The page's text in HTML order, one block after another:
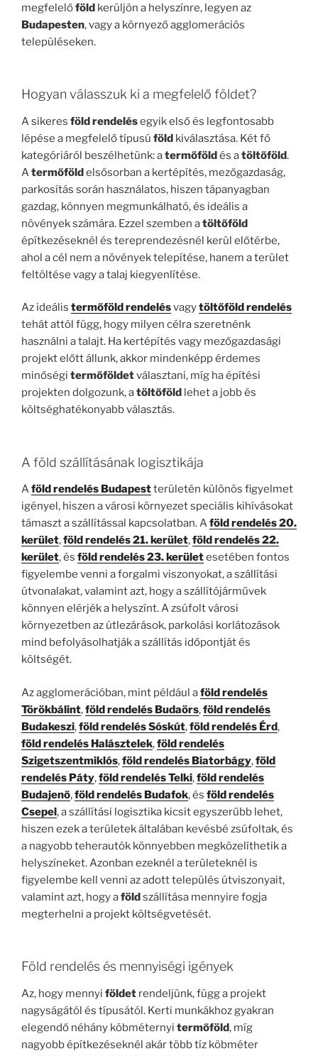
megfelelőföld kerüljön a helyszínre, legyen az
Budapesten, vagy a környező agglomerációs
településeken.
Hogyan válasszuk ki a megfelelő földet?
A sikeres föld rendelésegyik első és legfontosabb
lépése a megfelelő típusú föld kiválasztása. Két fő
kategóriáról beszélhetünk: atermőföldés atöltőföld.
Atermőföldelsősorban a kertépítés, mezőgazdaság,
parkosítás során használatos, hiszen tápanyagban
gazdag, könnyen megmunkálható, és ideális a
növények számára. Ezzel szemben atöltőföld
építkezéseknél és tereprendezésnél kerül előtérbe,
ahol a cél nem a növények telepítése, hanem a terület
feltöltése vagy a talaj kiegyenlítése.
Az ideális termőföld rendelésvagytöltőföld rendelés
tehát attól függ, hogy milyen célra szeretnénk
használni a talajt. Ha kertépítés vagy mezőgazdasági
projekt előtt állunk, akkor mindenképp érdemes
minőségi termőföldetválasztani, míg ha építési
projekten dolgozunk, atöltőföld lehet a jobb és
költséghatékonyabb választás.
A föld szállításának logisztikája
Aföld rendelés Budapestterületén különös figyelmet
igényel, hiszen a városi környezet speciális kihívásokat
támaszt a szállítással kapcsolatban. Aföld rendelés 20.
kerület,föld rendelés 21. kerület,föld rendelés 22.
kerület, és föld rendelés 23. kerületesetében fontos
figyelembe venni a forgalmi viszonyokat, a szállítási
útvonalakat, valamint azt, hogy a szállítójárművek
könnyen elérjék a helyszínt. A zsúfolt városi
környezetben az útlezárások, parkolási korlátozások
mind befolyásolhatják a szállítás időpontját és
költségét.
Az agglomerációban, mint például aföld rendelés
Törökbálint,föld rendelés Budaörs,föld rendelés
Budakeszi,föld rendelés Sóskút,föld rendelés Érd,
föld rendelés Halásztelek,föld rendelés
Szigetszentmiklós,föld rendelés Biatorbágy,föld
rendelés Páty,föld rendelés Telki,föld rendelés
Budajenő,föld rendelés Budafok, és föld rendelés
Csepel, a szállítási logisztika kicsit egyszerűbb lehet,
hiszen ezek a területek általában kevésbé zsúfoltak, és
a nagyobb teherautók könnyebben megközelíthetik a
helyszíneket. Azonban ezeknél a területeknél is
figyelembe kell venni az adott település útviszonyait,
valamint azt, hogy aföldszállítása mennyire fogja
megterhelni a projekt költségvetését.
Föld rendelés és mennyiségi igények
Az, hogy mennyi földet rendeljünk, függ a projekt
nagyságától és típusától. Kerti munkákhoz gyakran
elegendő néhány köbméternyi termőföld, míg
nagyobb építkezéseknél akár több tíz köbméter